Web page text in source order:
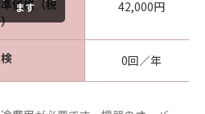
価格（税
42,000円
0回／年
ます